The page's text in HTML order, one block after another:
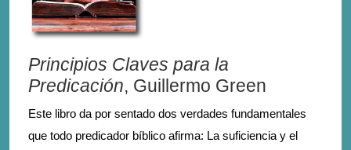
Principios Claves para la
Predicación, Guillermo Green
Este libro da por sentado dos verdades fundamentales
que todo predicador bíblico afirma: La suficiencia y el